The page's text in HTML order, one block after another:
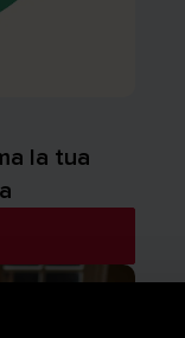
la tua